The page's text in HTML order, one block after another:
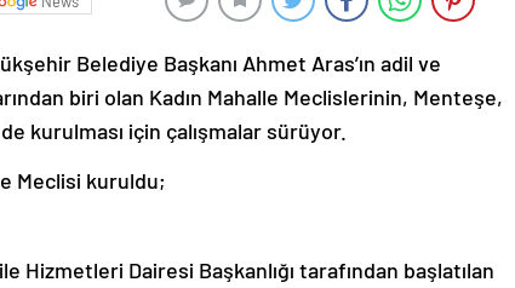
Belediye Başkanı Ahmet Aras’ın adil ve
biri olan Kadın Mahalle Meclislerinin, Menteşe,
kurulması için çalışmalar sürüyor.
Meclisi kuruldu;
Hizmetleri Dairesi Başkanlığı tarafından başlatılan